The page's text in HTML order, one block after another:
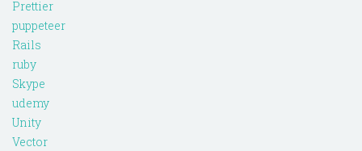
Prettier
puppeteer
Rails
ruby
Skype
udemy
Unity
Vector